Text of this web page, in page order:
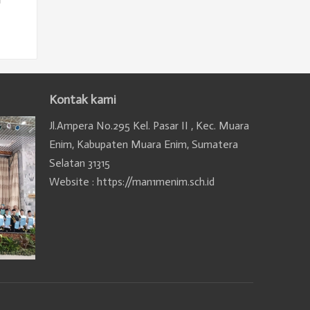
Kontak kami
Jl.Ampera No.295 Kel. Pasar II , Kec. Muara
Enim, Kabupaten Muara Enim, Sumatera
Selatan 31315
Website : https://man1menim.sch.id